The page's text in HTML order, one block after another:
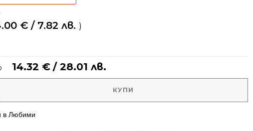
€ / 7.82 лв. )
14.32 € / 28.01 лв.
КУПИ
в Любими